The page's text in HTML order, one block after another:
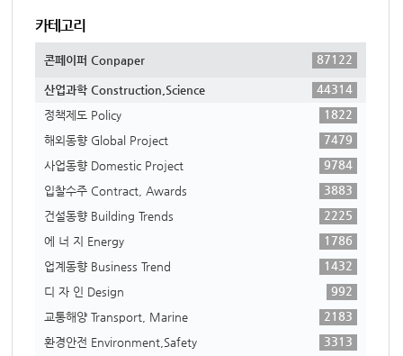
카테고리
콘페이퍼 Conpaper 87122
산업과학 Construction,Science
44314
정책제도 Policy
1822
해외동향 Global Project
7479
사업동향 Domestic Project
9784
입찰수주 Contract, Awards
3883
건설동향 Building Trends
2225
에 너 지 Energy
1786
업계동향 Business Trend
1432
디 자 인 Design
992
교통해양 Transport, Marine
2183
환경안전 Environment,Safety
3313